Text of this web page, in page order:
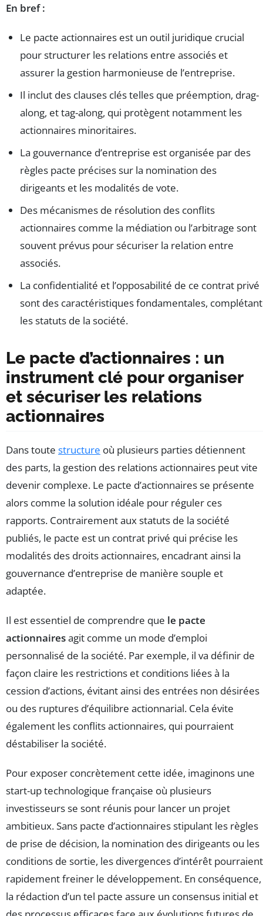
En bref :
Le pacte actionnaires est un outil juridique crucial
pour structurer les relations entre associés et
assurer la gestion harmonieuse de l’entreprise.
Il inclut des clauses clés telles que préemption, drag-
along, et tag-along, qui protègent notamment les
actionnaires minoritaires.
La gouvernance d’entreprise est organisée par des
règles pacte précises sur la nomination des
dirigeants et les modalités de vote.
Des mécanismes de résolution des conflits
actionnaires comme la médiation ou l’arbitrage sont
souvent prévus pour sécuriser la relation entre
associés.
La confidentialité et l’opposabilité de ce contrat privé
sont des caractéristiques fondamentales, complétant
les statuts de la société.
Le pacte d’actionnaires : un
instrument clé pour organiser
et sécuriser les relations
actionnaires
Dans toute structure où plusieurs parties détiennent
des parts, la gestion des relations actionnaires peut vite
devenir complexe. Le pacte d’actionnaires se présente
alors comme la solution idéale pour réguler ces
rapports. Contrairement aux statuts de la société
publiés, le pacte est un contrat privé qui précise les
modalités des droits actionnaires, encadrant ainsi la
gouvernance d’entreprise de manière souple et
adaptée.
Il est essentiel de comprendre que le pacte
actionnairesagit comme un mode d’emploi
personnalisé de la société. Par exemple, il va définir de
façon claire les restrictions et conditions liées à la
cession d’actions, évitant ainsi des entrées non désirées
ou des ruptures d’équilibre actionnarial. Cela évite
également les conflits actionnaires, qui pourraient
déstabiliser la société.
Pour exposer concrètement cette idée, imaginons une
start-up technologique française où plusieurs
investisseurs se sont réunis pour lancer un projet
ambitieux. Sans pacte d’actionnaires stipulant les règles
de prise de décision, la nomination des dirigeants ou les
conditions de sortie, les divergences d’intérêt pourraient
rapidement freiner le développement. En conséquence,
la rédaction d’un tel pacte assure un consensus initial et